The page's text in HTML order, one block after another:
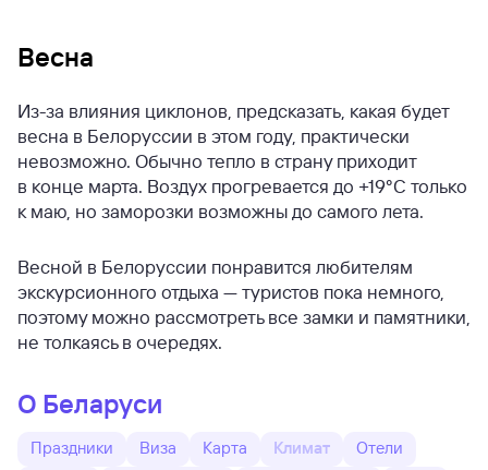
Весна
Из-за влияния циклонов, предсказать, какая будет
весна в Белоруссии в этом году, практически
невозможно. Обычно тепло в страну приходит
в конце марта. Воздух прогревается до +19°С только
к маю, но заморозки возможны до самого лета.
Весной в Белоруссии понравится любителям
экскурсионного отдыха — туристов пока немного,
поэтому можно рассмотреть все замки и памятники,
не толкаясь в очередях.
О Беларуси
Праздники Виза Карта Климат
Отели